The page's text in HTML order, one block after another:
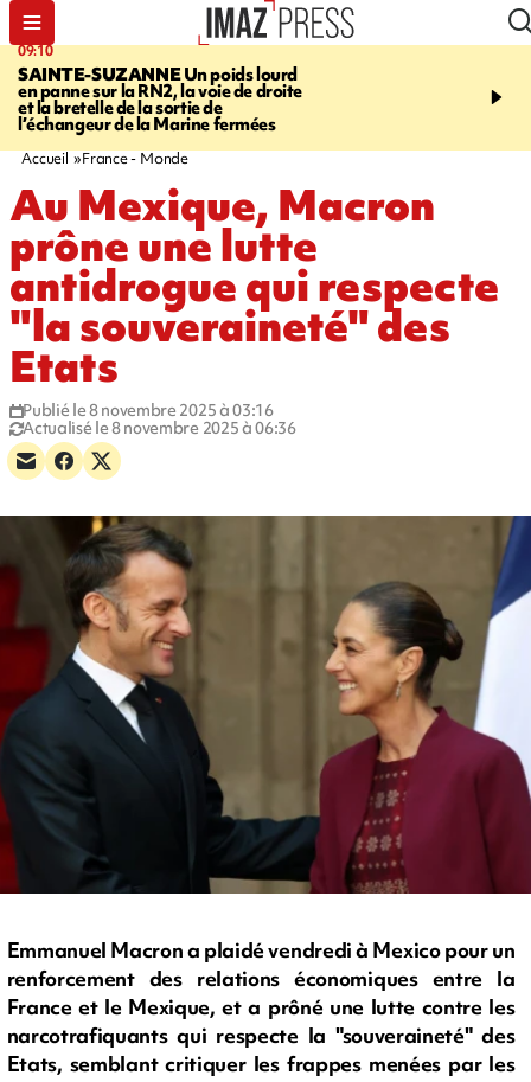
09:10
SAINTE-SUZANNEUn poids lourd
en panne sur la RN2, la voie de droite
et la bretelle de la sortie de
l’échangeur de la Marine fermées
11:22
DÉSTABILISATION
la présidentielle, les
Accueil France - Monde
Au Mexique, Macron
prône une lutte
antidrogue qui respecte
"la souveraineté" des
Etats
Publié le 8 novembre 2025 à 03:16
Actualisé le 8 novembre 2025 à 06:36
Emmanuel Macron a plaidé vendredi à Mexico pour un
renforcement des relations économiques entre la
France et le Mexique, et a prôné une lutte contre les
narcotrafiquants qui respecte la "souveraineté" des
Etats, semblant critiquer les frappes menées par les